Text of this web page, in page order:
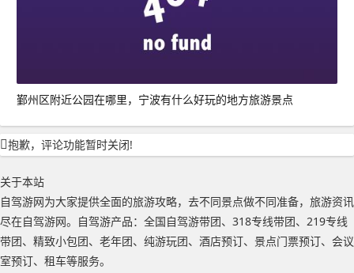
鄞州区附近公园在哪里，宁波有什么好玩的地方旅游景点
抱歉，评论功能暂时关闭!
关于本站
自驾游网为大家提供全面的旅游攻略，去不同景点做不同准备，旅游资讯
尽在自驾游网。自驾游产品：全国自驾游带团、318专线带团、219专线
带团、精致小包团、老年团、纯游玩团、酒店预订、景点门票预订、会议
室预订、租车等服务。